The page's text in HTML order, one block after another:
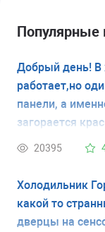
Популярные
Добрый день! В
работает,но
панели, а
загорается
холодильнике
20395
Холодильник
какой то
дверцы на